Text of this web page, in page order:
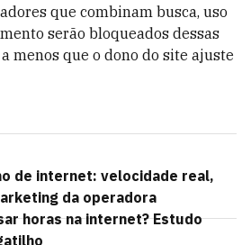
que combinam busca, uso
serão bloqueados dessas
menos que o dono do site ajuste
de internet: velocidade real,
da operadora
horas na internet? Estudo